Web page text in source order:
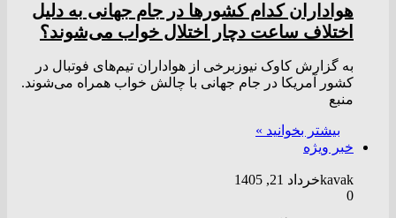
هواداران کدام کشور‌ها در جام جهانی به دلیل
اختلاف ساعت دچار اختلال خواب می‌شوند؟
به گزارش کاوک نیوزبرخی از هواداران تیم‌های فوتبال در
کشور آمریکا در جام جهانی با چالش خواب همراه می‌شوند.
منبع
بیشتر بخوانید »
خبر ویژه
kavakخرداد 21, 1405
0